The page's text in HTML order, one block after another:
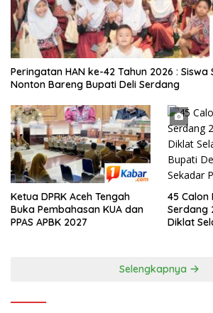
Peringatan HAN ke-42 Tahun 2026 :
Nonton Bareng Bupati Deli Serdang
Ketua DPRK Aceh Tengah
Buka Pembahasan KUA dan
PPAS APBK 2027
45 Calon
Serdang
Diklat
Selengkapnya